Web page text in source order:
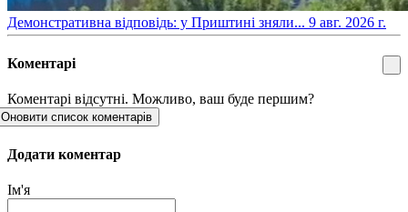
​Демонстративна відповідь: у Приштині зняли... 9 авг. 2026 г.
Коментарі
Коментарі відсутні. Можливо, ваш буде першим?
Оновити список коментарів
Додати коментар
Ім'я